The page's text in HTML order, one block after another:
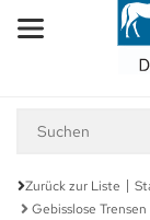
Zurück zur Liste
Gebisslose Trensen